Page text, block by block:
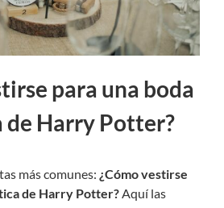
para una boda
Harry Potter?
más comunes: ¿Cómo vestirse
de Harry Potter?Aquí las